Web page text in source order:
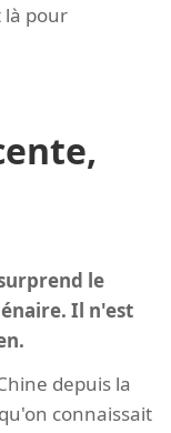
là pour
le
Il n'est
depuis la
connaissait